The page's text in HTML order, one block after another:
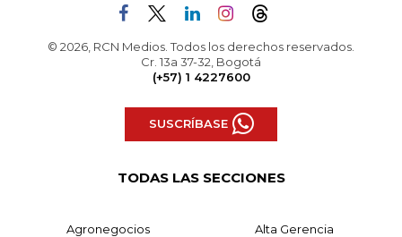
© 2026, RCN Medios. Todos los derechos reservados.
Cr. 13a 37-32, Bogotá
(+57) 1 4227600
SUSCRÍBASE
TODAS LAS SECCIONES
Agronegocios Alta Gerencia